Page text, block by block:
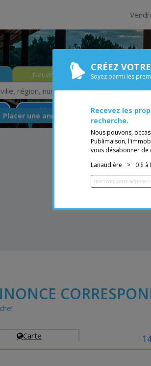
Neuves
À Louer
Lanaudière Moins de 0$
Placer une annonce GRATUITE
Carte
CRÉEZ
Soyez parmi les
Recevez les
recherche.
Nous pouvons,
Publimaison,
vous désabonner de
Lanaudière
> 0 $ à